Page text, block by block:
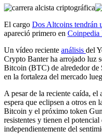
El cargo Dos Altcoins tendrán
apareció primero en Coinpedia
Un vídeo reciente análisis del
Crypto Banter ha arrojado luz
Bitcoin (BTC) de alrededor de
en la fortaleza del mercado
A pesar de la reciente caída, el
espera que eclipsen a otros en
Bitcoin y el próximo token
resistentes y tienen el
independientemente del